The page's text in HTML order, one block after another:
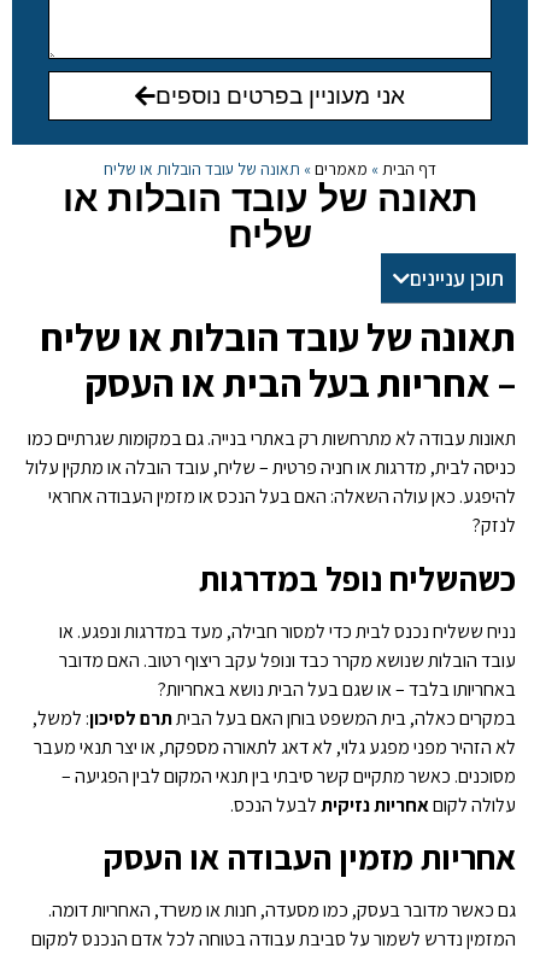
דף הבית» מאמרים» תאונה של עובד הובלות או שליח
תאונה של עובד הובלות או
שליח
תוכן עניינים
תאונה של עובד הובלות או שליח
– אחריות בעל הבית או העסק
תאונות עבודה לא מתרחשות רק באתרי בנייה. גם במקומות שגרתיים כמו
כניסה לבית, מדרגות או חניה פרטית – שליח, עובד הובלה או מתקין עלול
להיפגע. כאן עולה השאלה: האם בעל הנכס או מזמין העבודה אחראי
לנזק?
כשהשליח נופל במדרגות
נניח ששליח נכנס לבית כדי למסור חבילה, מעד במדרגות ונפגע. או
עובד הובלות שנושא מקרר כבד ונופל עקב ריצוף רטוב. האם מדובר
באחריותו בלבד – או שגם בעל הבית נושא באחריות?
במקרים כאלה, בית המשפט בוחן האם בעל הביתתרם לסיכון: למשל,
לא הזהיר מפני מפגע גלוי, לא דאג לתאורה מספקת, או יצר תנאי מעבר
מסוכנים. כאשר מתקיים קשר סיבתי בין תנאי המקום לבין הפגיעה –
עלולה לקוםאחריות נזיקיתלבעל הנכס.
אחריות מזמין העבודה או העסק
גם כאשר מדובר בעסק, כמו מסעדה, חנות או משרד, האחריות דומה.
המזמין נדרש לשמור על סביבת עבודה בטוחה לכל אדם הנכנס למקום
אני מעוניין בפרטים נוספים